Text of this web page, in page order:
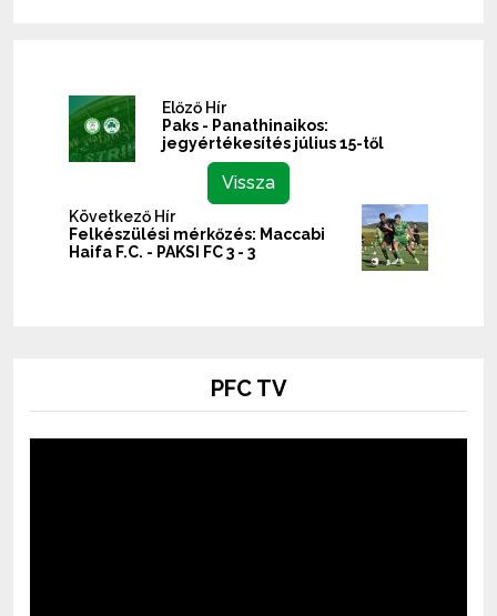
Előző Hír
Paks - Panathinaikos:
jegyértékesítés július 15-től
Vissza
Következő Hír
Felkészülési mérkőzés: Maccabi
Haifa F.C. - PAKSI FC 3 - 3
PFC TV